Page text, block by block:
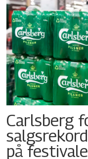
Carlsberg
på